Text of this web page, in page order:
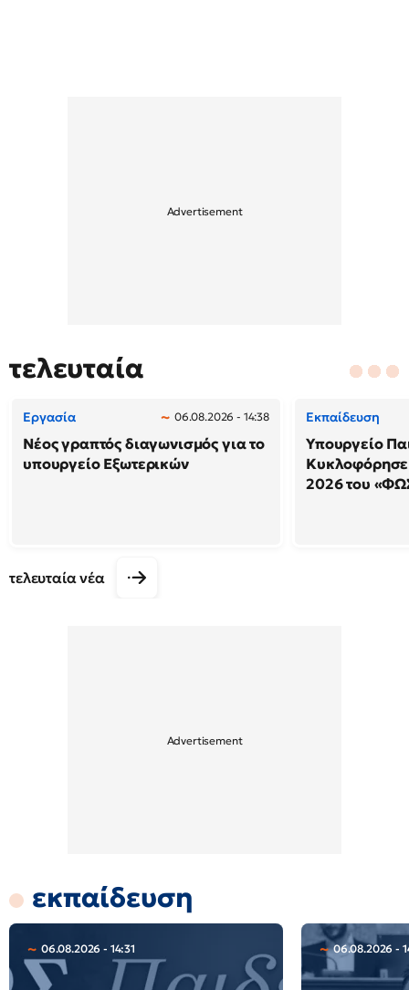
τελευταία
Εργασία 06.08.2026 - 14:38
Νέος γραπτός διαγωνισμός για το
υπουργείο Εξωτερικών
Εκπαίδευση
Υπουργείο
Κυκλοφόρησε
2026 του
τελευταία νέα
εκπαίδευση
06.08.2026 - 14:31 06.08.2026 -